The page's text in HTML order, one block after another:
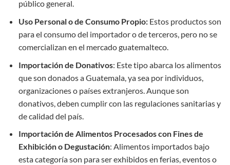
público general.
Uso Personal o de Consumo Propio:Estos productos son
para el consumo del importador o de terceros, pero no se
comercializan en el mercado guatemalteco.
Importación de Donativos: Este tipo abarca los alimentos
que son donados a Guatemala, ya sea por individuos,
organizaciones o países extranjeros. Aunque son
donativos, deben cumplir con las regulaciones sanitarias y
de calidad del país.
Importación de Alimentos Procesados con Fines de
Exhibición o Degustación: Alimentos importados bajo
esta categoría son para ser exhibidos en ferias, eventos o